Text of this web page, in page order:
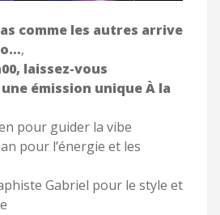
comme les autres arrive
,
laissez-vous
émission uniqueÀ la
pour guider la vibe
pour l’énergie et les
Gabriel pour le style et